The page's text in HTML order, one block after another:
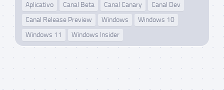
Aplicativo Canal Beta Canal Canary
Canal Dev
Canal Release Preview
Windows
Windows 10
Windows 11
Windows Insider